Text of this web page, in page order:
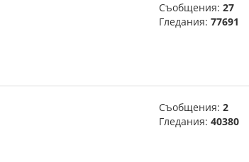
Съобщения: 27
Гледания: 77691
Съобщения: 2
Гледания: 40380